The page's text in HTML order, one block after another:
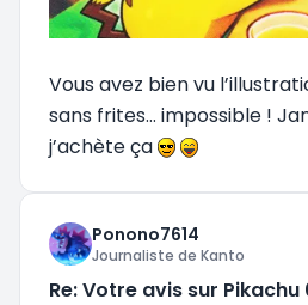
Vous avez bien vu
sans frites… impossible !
j’achète ça
Ponono7614
Journaliste de Kanto
Re: Votre avis sur